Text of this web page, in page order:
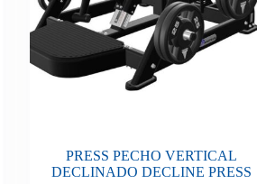
PRESS PECHO VERTICAL
DECLINADO DECLINE PRESS